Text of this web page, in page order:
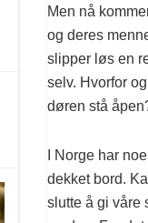
Men nå
og deres
slipper løs en
selv. Hvorfor
døren stå
I Norge har
dekket bord.
slutte å gi våre